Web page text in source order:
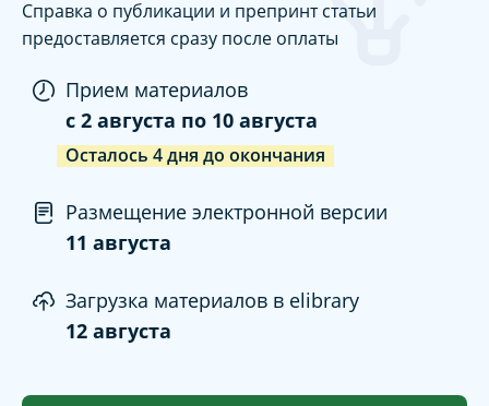
Справка о публикации и препринт статьи
предоставляется сразу после оплаты
Прием материалов
c 2 августа по 10 августа
Осталось 4дня до окончания
Размещение электронной версии
11 августа
Загрузка материалов в elibrary
12 августа